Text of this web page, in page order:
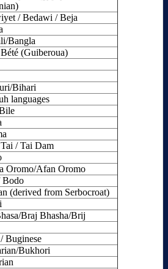
/ Bedawi / Beja
Bangla
(Guiberoua)
Bihari
languages
/ Tai Dam
Oromo/Afan Oromo
Bodo
(derived from Serbocroat)
Braj Bhasha/Brij
Buginese
Bukhori